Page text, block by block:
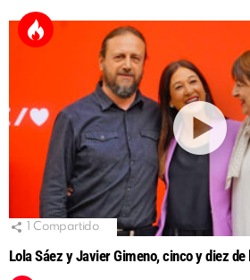
Compartido
Lola Sáez y Javier Gimeno, cinco y diez